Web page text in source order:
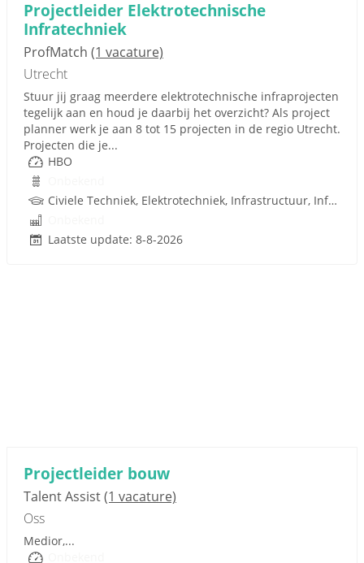
Projectleider Elektrotechnische
Infratechniek
ProfMatch (1 vacature)
Utrecht
Stuur jij graag meerdere elektrotechnische infraprojecten
tegelijk aan en houd je daarbij het overzicht? Als project
planner werk je aan 8 tot 15 projecten in de regio Utrecht.
Projecten die je...
HBO
Civiele Techniek, Elektrotechniek, Infrastructuur, Infratechniek, Techniek
Laatste update: 8-8-2026
Projectleider bouw
Talent Assist(1 vacature)
Oss
Medior,...